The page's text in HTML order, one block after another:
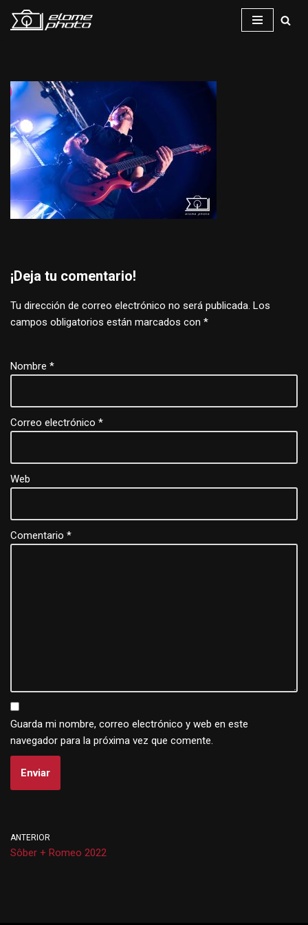
¡Deja tu comentario!
Tu dirección de correo electrónico no será publicada. Los
campos obligatorios están marcados con *
Nombre *
Correo electrónico *
Web
Comentario *
Guarda mi nombre, correo electrónico y web en este
navegador para la próxima vez que comente.
ANTERIOR
Sôber + Romeo 2022